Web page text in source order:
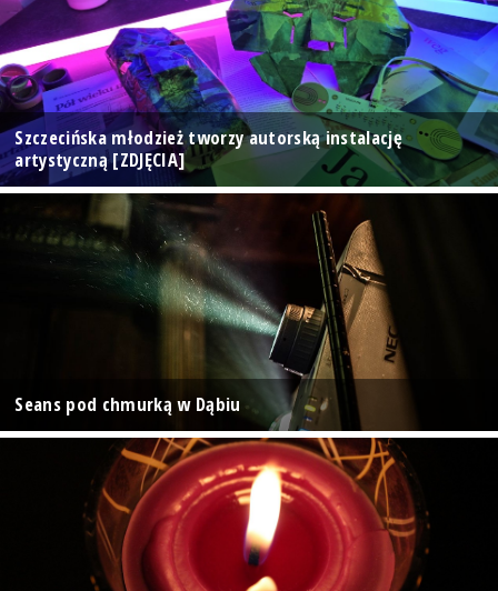
Szczecińska młodzież tworzy autorską instalację
artystyczną [ZDJĘCIA]
Seans pod chmurką w Dąbiu